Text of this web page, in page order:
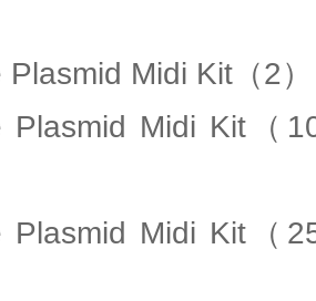
Plasmid Midi Kit（2
Plasmid Midi Kit（
Plasmid Midi Kit（